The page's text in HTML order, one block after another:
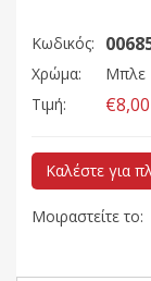
Κωδικός:
Χρώμα:
Μπλε
Τιμή:
€8,00
Καλέστε για
Μοιραστείτε το: